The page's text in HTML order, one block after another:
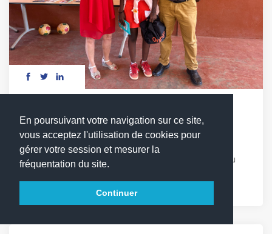
En poursuivant votre navigation sur ce site,
vous acceptez l'utilisation de cookies pour
gérer votre session et mesurer la
fréquentation du site.
Continuer
DÉFI LECTURE : LES MOTS EN COMPÉTITION
Vendredi 17 avril, les élèves du cycle 3 ont relevé
avec enthousiasme le 1er défi lecture du LFCDG. Au